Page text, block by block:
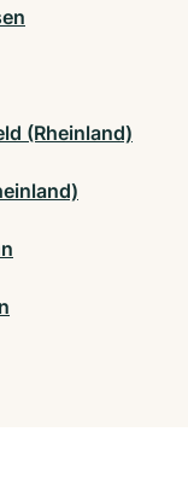
(Rheinland)